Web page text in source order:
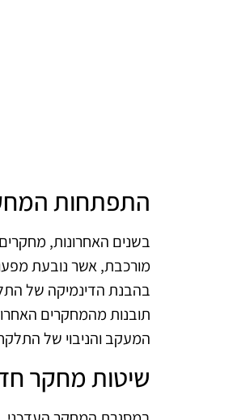
התפתחות
בשנים האחרונות,
מורכבת, אשר נובעת
בהבנת הדינמיקה של
תובנות מהמחקרים
המעקב והניבוי של
שיטות מחקר